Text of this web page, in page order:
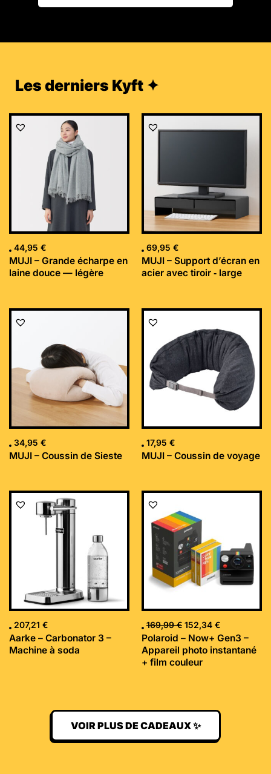
Les derniers Kyft ✦
44,95 €
MUJI – Grande écharpe en
laine douce — légère
69,95 €
MUJI – Support d’écran en
acier avec tiroir ‐ large
34,95 €
MUJI – Coussin de Sieste
17,95 €
MUJI – Coussin de voyage
207,21 €
Aarke – Carbonator 3 –
Machine à soda
169,99€
Le
initial
était :
169,99 €.
152,34 €
Le
Polaroid – Now+ Gen3 –
Appareil photo instantané
+ film couleur
VOIR PLUS DE CADEAUX ✨